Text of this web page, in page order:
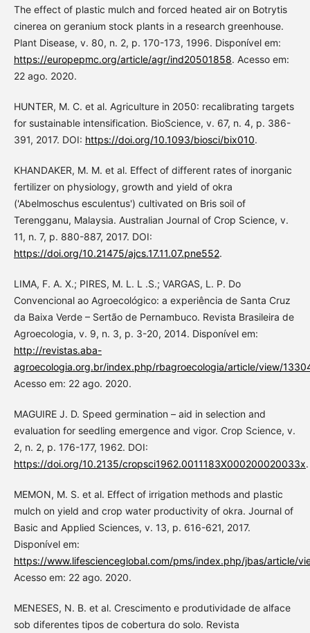
The effect of plastic mulch and forced heated air on Botrytis
cinerea on geranium stock plants in a research greenhouse.
Plant Disease, v. 80, n. 2, p. 170-173, 1996. Disponível em:
https://europepmc.org/article/agr/ind20501858. Acesso em:
22 ago. 2020.
HUNTER, M. C. et al. Agriculture in 2050: recalibrating targets
for sustainable intensification. BioScience, v. 67, n. 4, p. 386-
391, 2017. DOI: https://doi.org/10.1093/biosci/bix010.
KHANDAKER, M. M. et al. Effect of different rates of inorganic
fertilizer on physiology, growth and yield of okra
('Abelmoschus esculentus') cultivated on Bris soil of
Terengganu, Malaysia. Australian Journal of Crop Science, v.
11, n. 7, p. 880-887, 2017. DOI:
https://doi.org/10.21475/ajcs.17.11.07.pne552.
LIMA, F. A. X.; PIRES, M. L. L .S.; VARGAS, L. P. Do
Convencional ao Agroecológico: a experiência de Santa Cruz
da Baixa Verde – Sertão de Pernambuco. Revista Brasileira de
Agroecologia, v. 9, n. 3, p. 3-20, 2014. Disponível em:
http://revistas.aba-
agroecologia.org.br/index.php/rbagroecologia/article/view/
Acesso em: 22 ago. 2020.
MAGUIRE J. D. Speed germination – aid in selection and
evaluation for seedling emergence and vigor. Crop Science, v.
2, n. 2, p. 176-177, 1962. DOI:
https://doi.org/10.2135/cropsci1962.0011183X000200020033x.
MEMON, M. S. et al. Effect of irrigation methods and plastic
mulch on yield and crop water productivity of okra. Journal of
Basic and Applied Sciences, v. 13, p. 616-621, 2017.
Disponível em:
https://www.lifescienceglobal.com/pms/index.php/jbas/article/
Acesso em: 22 ago. 2020.
MENESES, N. B. et al. Crescimento e produtividade de alface
sob diferentes tipos de cobertura do solo. Revista